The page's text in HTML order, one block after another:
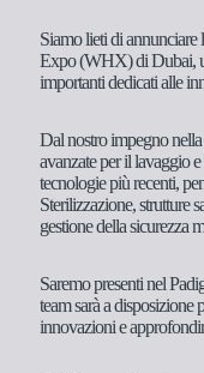
Siamo lieti di
Expo (WHX) di Dubai,
importanti dedicati alle
Dal nostro impegno
avanzate per il lavaggio
tecnologie più recenti,
Sterilizzazione, strutture
gestione della sicurezza
Saremo presenti nel
team sarà a disposizione
innovazioni e